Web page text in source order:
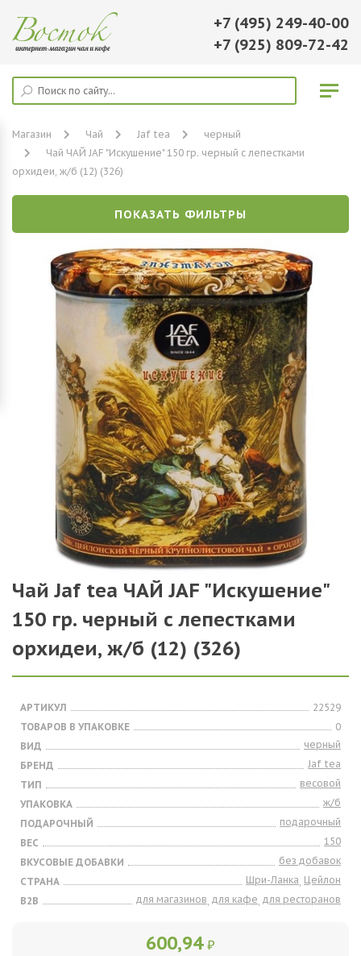
+7 (495) 249-40-00
+7 (925) 809-72-42
Магазин Чай Jaf tea
черный
Чай ЧАЙ JAF "Искушение" 150 гр. черный с лепестками
орхидеи, ж/б (12) (326)
ПОКАЗАТЬ ФИЛЬТРЫ
Чай Jaf tea ЧАЙ JAF "Искушение"
150 гр. черный с лепестками
орхидеи, ж/б (12) (326)
АРТИКУЛ
22529
ТОВАРОВ В УПАКОВКЕ
0
ВИД
черный
БРЕНД
Jaf tea
ТИП
весовой
УПАКОВКА
ж/б
ПОДАРОЧНЫЙ
подарочный
ВЕС
150
ВКУСОВЫЕ ДОБАВКИ
без добавок
СТРАНА
Шри-Ланка, Цейлон
B2B
для магазинов, для кафе, для ресторанов
600,94 ₽